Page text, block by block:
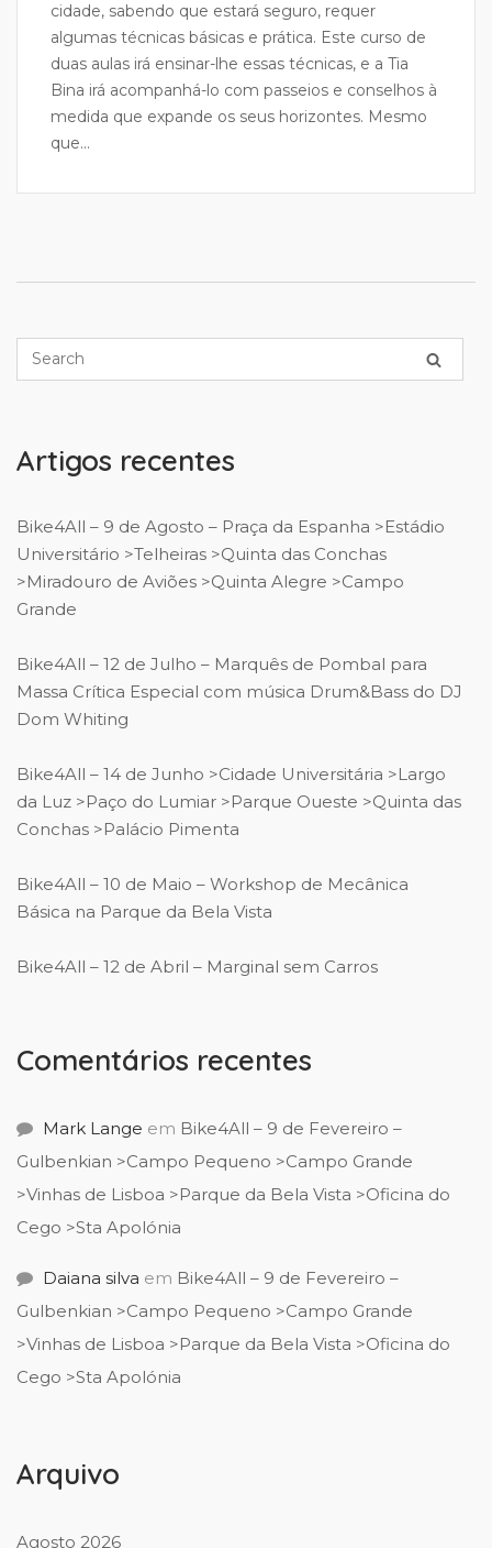
cidade, sabendo que estará seguro, requer
algumas técnicas básicas e prática. Este curso de
duas aulas irá ensinar-lhe essas técnicas, e a Tia
Bina irá acompanhá-lo com passeios e conselhos à
medida que expande os seus horizontes. Mesmo
que...
Artigos recentes
Bike4All – 9 de Agosto – Praça da Espanha >Estádio
Universitário >Telheiras >Quinta das Conchas
>Miradouro de Aviões >Quinta Alegre >Campo
Grande
Bike4All – 12 de Julho – Marquês de Pombal para
Massa Crítica Especial com música Drum&Bass do DJ
Dom Whiting
Bike4All – 14 de Junho >Cidade Universitária >Largo
da Luz >Paço do Lumiar >Parque Oueste >Quinta das
Conchas >Palácio Pimenta
Bike4All – 10 de Maio – Workshop de Mecânica
Básica na Parque da Bela Vista
Bike4All – 12 de Abril – Marginal sem Carros
Comentários recentes
Mark Lange em Bike4All – 9 de Fevereiro –
Gulbenkian >Campo Pequeno >Campo Grande
>Vinhas de Lisboa >Parque da Bela Vista >Oficina do
Cego >Sta Apolónia
Daiana silva em Bike4All – 9 de Fevereiro –
Gulbenkian >Campo Pequeno >Campo Grande
>Vinhas de Lisboa >Parque da Bela Vista >Oficina do
Cego >Sta Apolónia
Arquivo
Agosto 2026